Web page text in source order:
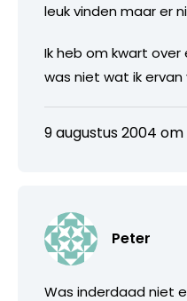
leuk vinden maar er
Ik heb om kwart
was niet wat ik
9 augustus 2004 om
Peter
Was inderdaad niet